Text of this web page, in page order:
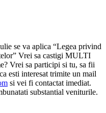
se va aplica “Legea privind
Vrei sa castigi MULTI
Vrei sa participi si tu, sa fii
esti interesat trimite un mail
si vei fi contactat imediat.
substantial veniturile.